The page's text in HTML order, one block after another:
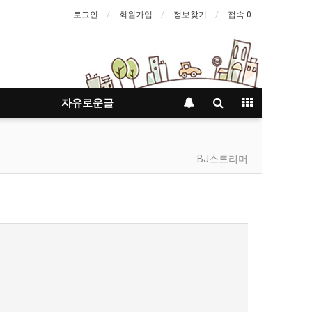
로그인 회원가입 정보찾기 접속 0
자유로운글
BJ스트리머